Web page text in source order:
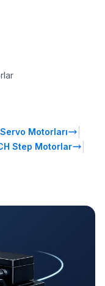
Motorları
Step Motorlar